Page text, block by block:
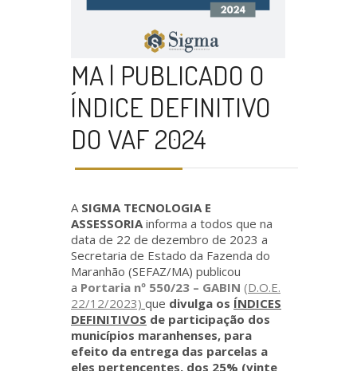
MA | PUBLICADO O
ÍNDICE DEFINITIVO
DO VAF 2024
A SIGMA TECNOLOGIA E
ASSESSORIAinforma a todos que na
data de 22 de dezembro de 2023 a
Secretaria de Estado da Fazenda do
Maranhão (SEFAZ/MA) publicou
a Portaria nº 550/23 – GABIN (D.O.E.
22/12/2023) que divulga os ÍNDICES
DEFINITIVOS de participação dos
municípios maranhenses, para
efeito da entrega das parcelas a
eles pertencentes, dos 25% (vinte